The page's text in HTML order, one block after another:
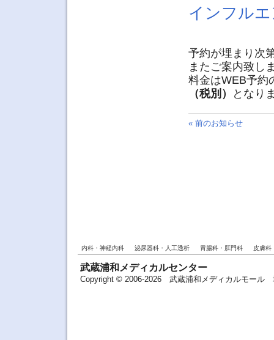
インフル
予約が埋まり次
またご案内致し
料金はWEB予約
（税別）
となり
« 前のお知らせ
内科・神経内科 泌尿器科・人工透析 胃腸科・肛門科 皮膚科
武蔵浦和メディカルセンター
Copyright © 2006-2026 武蔵浦和メディカルモール